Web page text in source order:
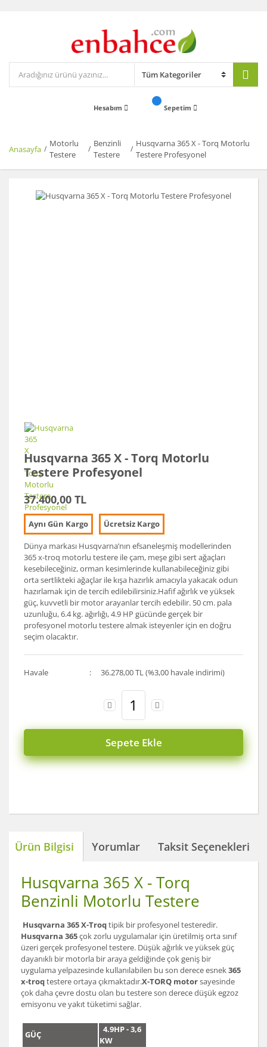
Hesabım Sepetim
Anasayfa
Motorlu
Testere
Benzinli
Testere
Husqvarna 365 X - Torq Motorlu
Testere Profesyonel
Husqvarna 365 X - Torq Motorlu
Testere Profesyonel
37.400,00 TL
Aynı Gün Kargo Ücretsiz Kargo
Dünya markası Husqvarna’nın efsaneleşmiş modellerinden
365 x-troq motorlu testere ile çam, meşe gibi sert ağaçları
kesebileceğiniz, orman kesimlerinde kullanabileceğiniz gibi
orta sertlikteki ağaçlar ile kışa hazırlık amacıyla yakacak odun
hazırlamak için de tercih edilebilirsiniz.Hafif ağırlık ve yüksek
güç, kuvvetli bir motor arayanlar tercih edebilir. 50 cm. pala
uzunluğu, 6.4 kg. ağırlığı, 4.9 HP gücünde gerçek bir
profesyonel motorlu testere almak isteyenler için en doğru
seçim olacaktır.
Havale 36.278,00 TL (%3,00 havale indirimi)
Sepete Ekle
Ürün Bilgisi Yorumlar Taksit Seçenekleri
Husqvarna 365 X - Torq
Benzinli Motorlu Testere
Husqvarna 365 X-Troqtipik bir profesyonel testeredir.
Husqvarna 365çok zorlu uygulamalar için üretilmiş orta sınıf
üzeri gerçek profesyonel testere. Düşük ağırlık ve yüksek güç
dayanıklı bir motorla bir araya geldiğinde çok geniş bir
uygulama yelpazesinde kullanılabilen bu son derece esnek365
x-troqtestere ortaya çıkmaktadır.X-TORQ motorsayesinde
çok daha çevre dostu olan bu testere son derece düşük egzoz
emisyonu ve yakıt tüketimi sağlar.
GÜÇ
4.9HP - 3,6
KW